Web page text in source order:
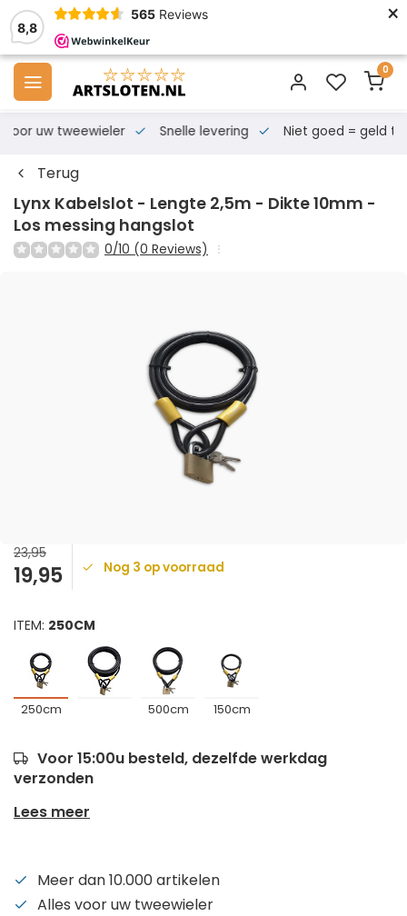
8,8
565 Reviews ×
0
voor uw tweewieler Snelle levering Niet goed = geld
Terug
Lynx Kabelslot - Lengte 2,5m - Dikte 10mm -
Los messing hangslot
0/10 (0 Reviews)
23,95
19,95 Nog 3 op voorraad
ITEM: 250CM
250cm 500cm 150cm
Voor 15:00u besteld, dezelfde werkdag
verzonden
Lees meer
Meer dan 10.000 artikelen
Alles voor uw tweewieler